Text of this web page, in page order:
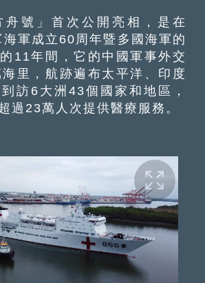
號」首次公開亮相，是在
軍成立60周年暨多國海軍的
11年間，它的中國軍事外交
里，航跡遍布太平洋、印度
訪6大洲43個國家和地區，
過23萬人次提供醫療服務。